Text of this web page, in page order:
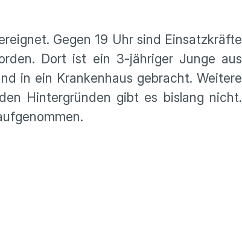
Gegen 19 Uhr sind Einsatzkräfte
Dort ist ein 3-jähriger Junge aus
in ein Krankenhaus gebracht. Weitere
Hintergründen gibt es bislang nicht.